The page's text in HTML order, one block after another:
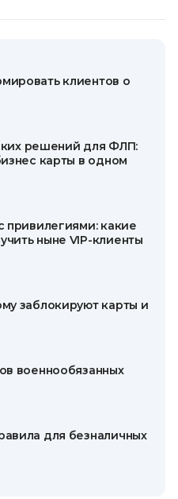
клиентов о
решений для ФЛП:
карты в одном
привилегиями: какие
ныне VIP-клиенты
заблокируют карты и
военнообязанных
для безналичных